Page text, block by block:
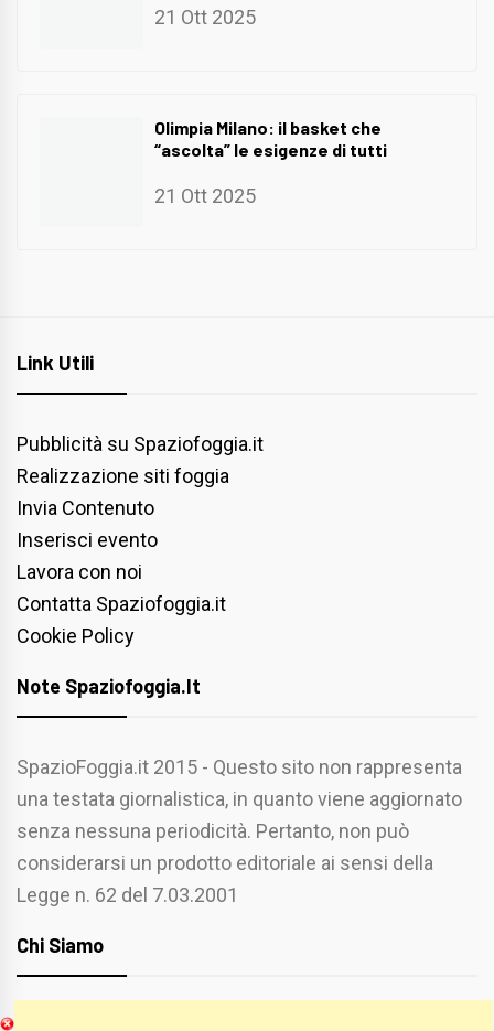
21 Ott 2025
Olimpia Milano: il basket che
“ascolta” le esigenze di tutti
21 Ott 2025
Link Utili
Pubblicità su Spaziofoggia.it
Realizzazione siti foggia
Invia Contenuto
Inserisci evento
Lavora con noi
Contatta Spaziofoggia.it
Cookie Policy
Note Spaziofoggia.it
SpazioFoggia.it 2015 - Questo sito non rappresenta
una testata giornalistica, in quanto viene aggiornato
senza nessuna periodicità. Pertanto, non può
considerarsi un prodotto editoriale ai sensi della
Legge n. 62 del 7.03.2001
Chi Siamo